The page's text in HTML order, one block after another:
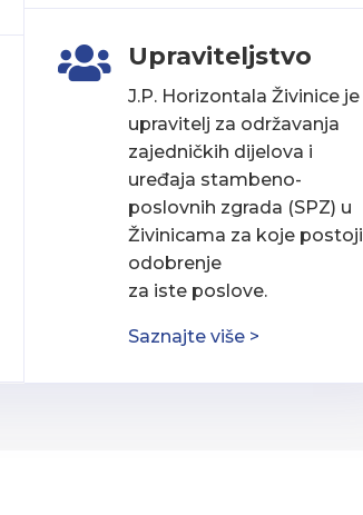
 Upraviteljstvo
J.P. Horizontala Živinice je
upravitelj za održavanja
zajedničkih dijelova i
uređaja stambeno-
poslovnih zgrada (SPZ) u
Živinicama za koje postoji
odobrenje
za iste poslove.
Saznajte više >